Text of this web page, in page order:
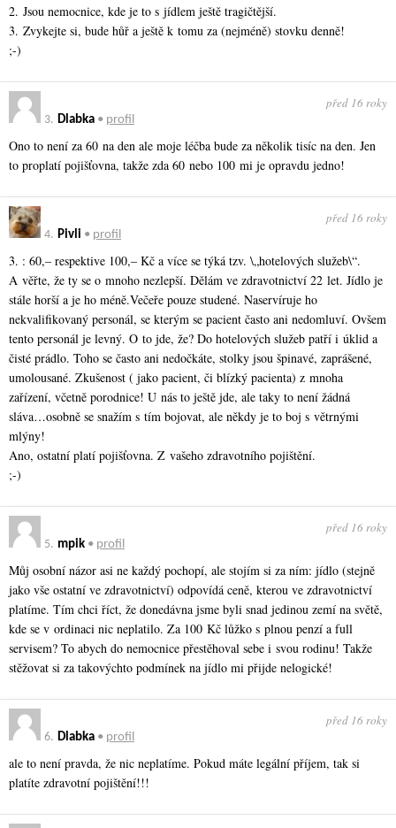
2. Jsou nemocnice, kde je to s jídlem ještě tragičtější.
3. Zvykejte si, bude hůř a ještě k tomu za (nejméně) stovku denně!
;-)
3. Dlabka • profil
před 16 roky
Ono to není za 60 na den ale moje léčba bude za několik tisíc na den. Jen
to proplatí pojišťovna, takže zda 60 nebo 100 mi je opravdu jedno!
4. Pivli • profil
před 16 roky
3. : 60,– respektive 100,– Kč a více se týká tzv. \„hotelových služeb\“.
A věřte, že ty se o mnoho nezlepší. Dělám ve zdravotnictví 22 let. Jídlo je
stále horší a je ho méně.Večeře pouze studené. Naservíruje ho
nekvalifikovaný personál, se kterým se pacient často ani nedomluví. Ovšem
tento personál je levný. O to jde, že? Do hotelových služeb patří i úklid a
čisté prádlo. Toho se často ani nedočkáte, stolky jsou špinavé, zaprášené,
umolousané. Zkušenost ( jako pacient, či blízký pacienta) z mnoha
zařízení, včetně porodnice! U nás to ještě jde, ale taky to není žádná
sláva…osobně se snažím s tím bojovat, ale někdy je to boj s větrnými
mlýny!
Ano, ostatní platí pojišťovna. Z vašeho zdravotního pojištění.
;-)
5. mpik • profil
před 16 roky
Můj osobní názor asi ne každý pochopí, ale stojím si za ním: jídlo (stejně
jako vše ostatní ve zdravotnictví) odpovídá ceně, kterou ve zdravotnictví
platíme. Tím chci říct, že donedávna jsme byli snad jedinou zemí na světě,
kde se v ordinaci nic neplatilo. Za 100 Kč lůžko s plnou penzí a full
servisem? To abych do nemocnice přestěhoval sebe i svou rodinu! Takže
stěžovat si za takovýchto podmínek na jídlo mi přijde nelogické!
6. Dlabka • profil
před 16 roky
ale to není pravda, že nic neplatíme. Pokud máte legální příjem, tak si
platíte zdravotní pojištění!!!